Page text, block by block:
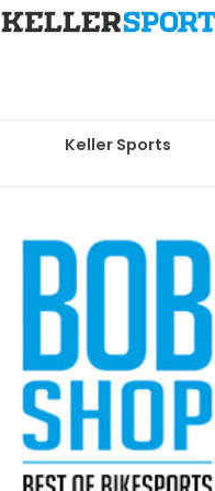
Keller Sports